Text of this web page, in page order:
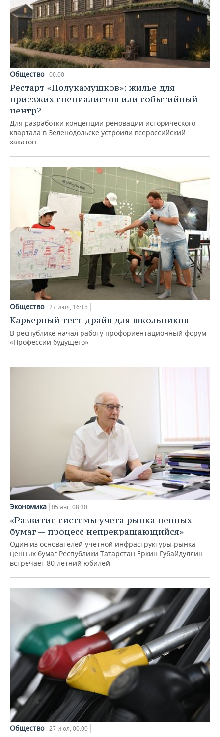
Общество 00:00
Рестарт «Полукамушков»: жилье для
приезжих специалистов или событийный
центр?
Для разработки концепции реновации исторического
квартала в Зеленодольске устроили всероссийский
хакатон
Общество 27 июл, 16:15
Карьерный тест-драйв для школьников
В республике начал работу профориентационный форум
«Профессии будущего»
Экономика 05 авг, 08:30
«Развитие системы учета рынка ценных
бумаг — процесс непрекращающийся»
Один из основателей учетной инфраструктуры рынка
ценных бумаг Республики Татарстан Еркин Губайдуллин
встречает 80-летний юбилей
Общество 27 июл, 00:00